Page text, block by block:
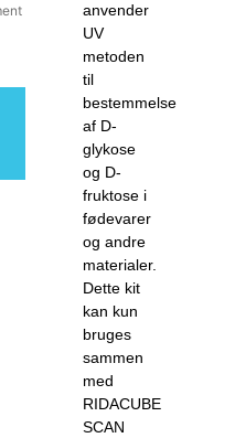
anvender
UV
metoden
til
bestemmelse
af D-
glykose
og D-
fruktose i
fødevarer
og andre
materialer.
Dette kit
kan kun
bruges
sammen
med
RIDACUBE
SCAN